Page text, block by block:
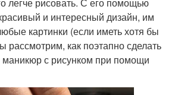
и интересный дизайн, им
картинки (если иметь хотя бы
рассмотрим, как поэтапно сделать
с рисунком при помощи